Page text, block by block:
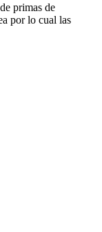
primas de
por lo cual las